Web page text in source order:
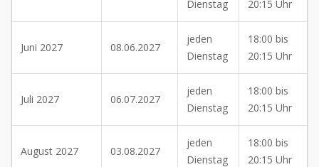
Dienstag 20:15 Uhr
Juni 2027 08.06.2027
jeden
Dienstag
18:00 bis
20:15 Uhr
Juli 2027 06.07.2027
jeden
Dienstag
18:00 bis
20:15 Uhr
August 2027 03.08.2027
jeden
Dienstag
18:00 bis
20:15 Uhr